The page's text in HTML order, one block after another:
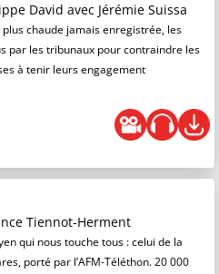
David avec Jérémie Suissa
chaude jamais enregistrée, les
par les tribunaux pour contraindre les
à tenir leurs engagement
Tiennot-Herment
qui nous touche tous : celui de la
porté par l’AFM-Téléthon. 20 000